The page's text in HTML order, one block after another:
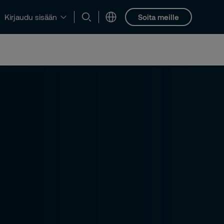
Kirjaudu sisään Soita meille